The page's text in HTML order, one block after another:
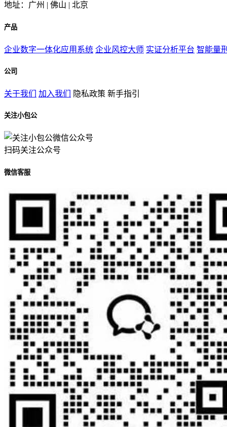
地址：广州 | 佛山 | 北京
产品
企业数字一体化应用系统 企业风控大师 实证分析平台 智能量
公司
关于我们 加入我们 隐私政策 新手指引
关注小包公
扫码关注公众号
微信客服